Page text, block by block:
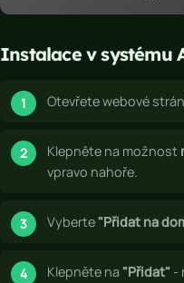
d
i
S
Instalace v systému
Otevřete webové
Klepněte na možnost
vpravo nahoře.
Vyberte "Přidat na
Klepněte na "Přidat" -